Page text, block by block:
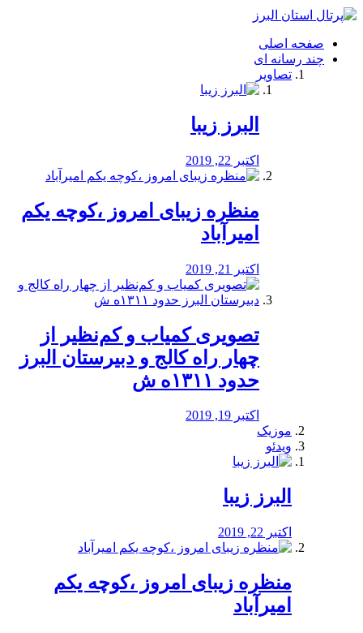
فصد
شرق
تهران
خشکشویی
صفحه اصلی
چند رسانه ای
تصاویر
البرز زیبا
اکتبر 22, 2019
منظره‌‌ زیبای امروز ،کوچه یکم
امیرآباد
اکتبر 21, 2019
️تصویری کمیاب و کم‌نظیر از
چهار راه كالج و دبيرستان البرز
حدود ۱۳۱۱ه ش
اکتبر 19, 2019
موزیک
ویدئو
البرز زیبا
اکتبر 22, 2019
منظره‌‌ زیبای امروز ،کوچه یکم
امیرآباد